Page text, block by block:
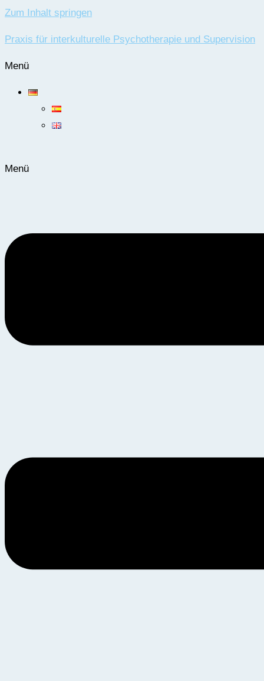
Zum Inhalt springen
Praxis für interkulturelle Psychotherapie und Supervision
Menü
Menü